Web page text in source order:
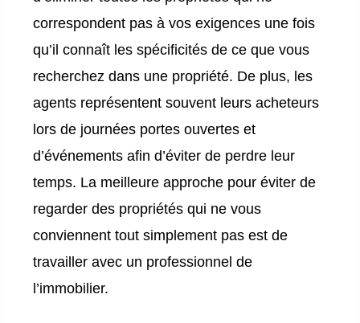
correspondent pas à vos exigences une fois
qu’il connaît les spécificités de ce que vous
recherchez dans une propriété. De plus, les
agents représentent souvent leurs acheteurs
lors de journées portes ouvertes et
d’événements afin d’éviter de perdre leur
temps. La meilleure approche pour éviter de
regarder des propriétés qui ne vous
conviennent tout simplement pas est de
travailler avec un professionnel de
l’immobilier.